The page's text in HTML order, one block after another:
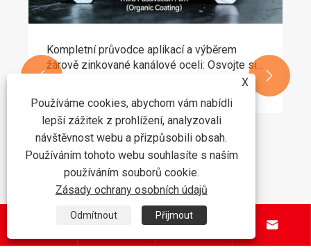
Kompletní průvodce aplikací a výběrem
žárově zinkované kanálové oceli: Osvojte si
základní principy odolnosti proti korozi a
pevnosti
 
 
X
Používáme cookies, abychom vám nabídli
lepší zážitek z prohlížení, analyzovali
návštěvnost webu a přizpůsobili obsah.
Používáním tohoto webu souhlasíte s naším
používáním souborů cookie.
Zásady ochrany osobních údajů
Odmítnout Přijmout